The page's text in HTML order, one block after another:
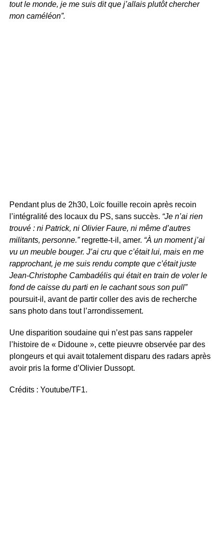
tout le monde, je me suis dit que j’allais plutôt chercher
mon caméléon”.
Pendant plus de 2h30, Loïc fouille recoin après recoin
l’intégralité des locaux du PS, sans succès. “Je n’ai rien
trouvé : ni Patrick, ni Olivier Faure, ni même d’autres
militants, personne.”regrette-t-il, amer. “À un moment j’ai
vu un meuble bouger. J’ai cru que c’était lui, mais en me
rapprochant, je me suis rendu compte que c’était juste
Jean-Christophe Cambadélis qui était en train de voler le
fond de caisse du parti en le cachant sous son pull”
poursuit-il, avant de partir coller des avis de recherche
sans photo dans tout l’arrondissement.
Une disparition soudaine qui n’est pas sans rappeler
l’histoire de « Didoune », cette pieuvre observée par des
plongeurs et qui avait totalement disparu des radars après
avoir pris la forme d’Olivier Dussopt.
Crédits : Youtube/TF1.